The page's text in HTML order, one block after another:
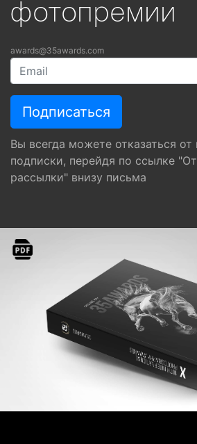
фотопремии
awards@35awards.com
Вы всегда можете отказаться от
подписки, перейдя по ссылке
рассылки" внизу письма